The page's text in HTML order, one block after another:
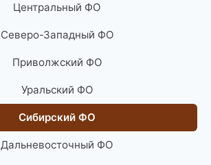
Центральный ФО
Северо-Западный ФО
Приволжский ФО
Уральский ФО
Сибирский ФО
Дальневосточный ФО